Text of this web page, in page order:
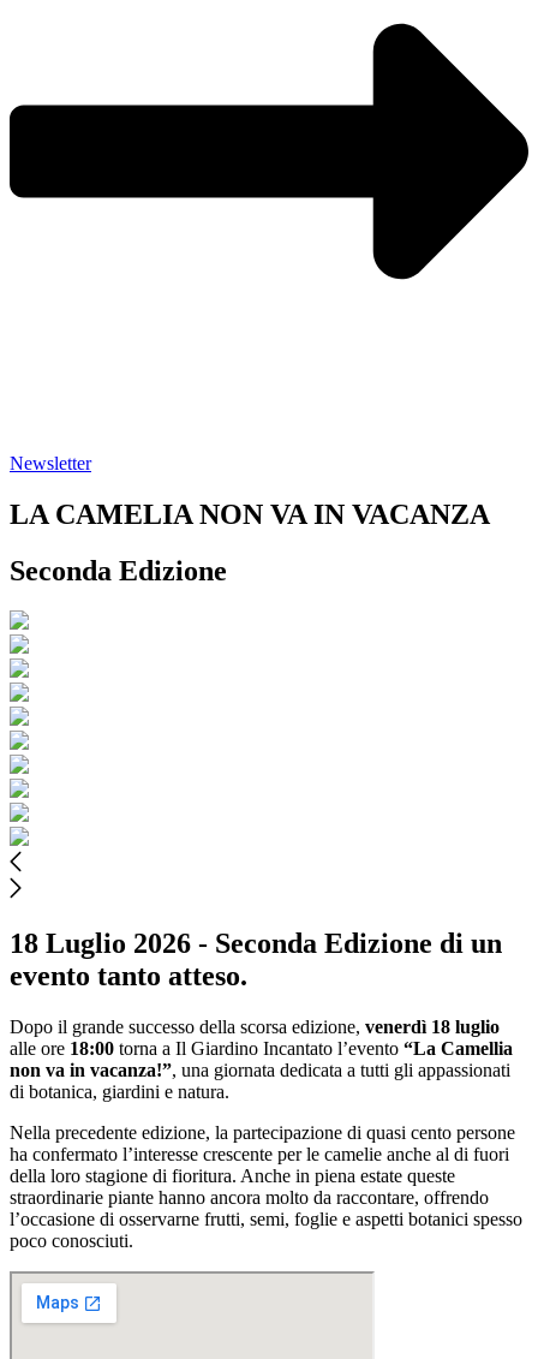
Newsletter
LA CAMELIA NON VA IN VACANZA
Seconda Edizione
18 Luglio 2026 - Seconda Edizione di un
evento tanto atteso.
Dopo il grande successo della scorsa edizione, venerdì 18 luglio
alle ore 18:00 torna a Il Giardino Incantato l’evento “La Camellia
non va in vacanza!”, una giornata dedicata a tutti gli appassionati
di botanica, giardini e natura.
Nella precedente edizione, la partecipazione di quasi cento persone
ha confermato l’interesse crescente per le camelie anche al di fuori
della loro stagione di fioritura. Anche in piena estate queste
straordinarie piante hanno ancora molto da raccontare, offrendo
l’occasione di osservarne frutti, semi, foglie e aspetti botanici spesso
poco conosciuti.